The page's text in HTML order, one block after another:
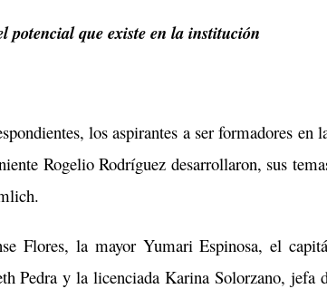
potencial que existe en la institución
los aspirantes a ser formadores en
Rogelio Rodríguez desarrollaron, sus
Flores, la mayor Yumari Espinosa, el
Pedra y la licenciada Karina Solorzano, jefa